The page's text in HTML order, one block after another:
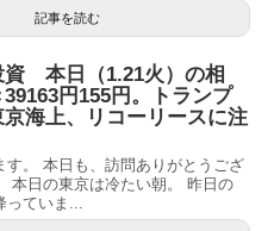
記事を読む
資 本日（1.21火）の相
円155円。トランプ
海上、リコーリースに注
す。 本日も、訪問ありがとうござ
本日の東京は冷たい朝。 昨日の
っていま...